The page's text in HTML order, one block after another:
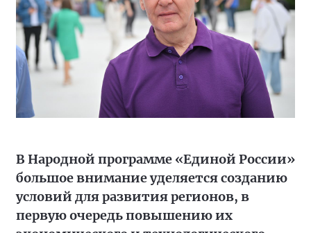
В Народной программе «Единой России»
большое внимание уделяется созданию
условий для развития регионов, в
первую очередь повышению их